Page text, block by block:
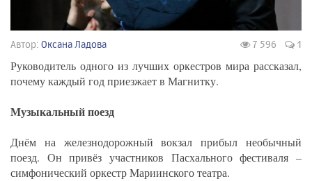
Автор: Оксана Ладова 7 596 1
Руководитель одного из лучших оркестров мира рассказал,
почему каждый год приезжает в Магнитку.
Музыкальный поезд
Днём на железнодорожный вокзал прибыл необычный
поезд. Он привёз участников Пасхального фестиваля –
симфонический оркестр Мариинского театра.